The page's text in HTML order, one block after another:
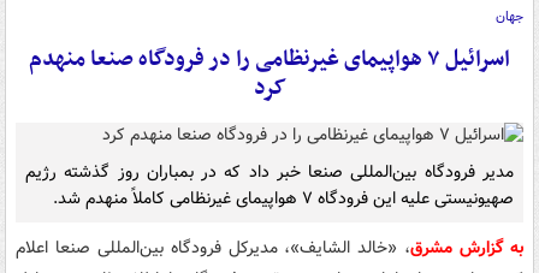
جهان
اسرائیل ۷ هواپیمای غیرنظامی را در فرودگاه صنعا منهدم
کرد
مدیر فرودگاه بین‌المللی صنعا خبر داد که در بمباران روز گذشته رژیم
صهیونیستی علیه این فرودگاه ۷ هواپیمای غیرنظامی کاملاً منهدم شد.
به گزارش مشرق، «خالد الشایف»، مدیرکل فرودگاه بین‌المللی صنعا اعلام